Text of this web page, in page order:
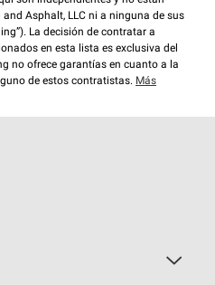
Asphalt, LLC ni a ninguna de sus
La decisión de contratar a
en esta lista es exclusiva del
no ofrece garantías en cuanto a la
de estos contratistas. Más